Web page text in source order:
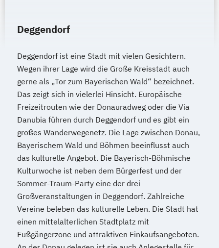
Deggendorf
Deggendorf ist eine Stadt mit vielen Gesichtern.
Wegen ihrer Lage wird die Große Kreisstadt auch
gerne als „Tor zum Bayerischen Wald“ bezeichnet.
Das zeigt sich in vielerlei Hinsicht. Europäische
Freizeitrouten wie der Donauradweg oder die Via
Danubia führen durch Deggendorf und es gibt ein
großes Wanderwegenetz. Die Lage zwischen Donau,
Bayerischem Wald und Böhmen beeinflusst auch
das kulturelle Angebot. Die Bayerisch-Böhmische
Kulturwoche ist neben dem Bürgerfest und der
Sommer-Traum-Party eine der drei
Großveranstaltungen in Deggendorf. Zahlreiche
Vereine beleben das kulturelle Leben. Die Stadt hat
einen mittelalterlichen Stadtplatz mit
Fußgängerzone und attraktiven Einkaufsangeboten.